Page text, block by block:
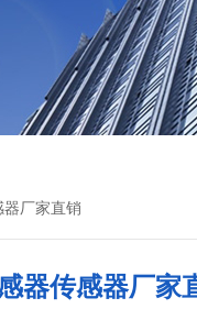
厂家直销
器传感器厂家